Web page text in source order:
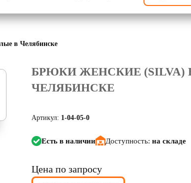
в Челябинске
БРЮКИ ЖЕНСКИЕ (SILVA)
ЧЕЛЯБИНСКЕ
Артикул: 1-04-05-0
Есть в наличии Доступность: на складе
Цена по запросу